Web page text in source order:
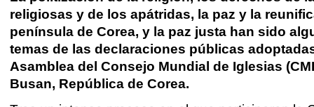
religiosas y de los apátridas, la paz y la
península de Corea, y la paz justa han sido
temas de las declaraciones públicas
Asamblea del Consejo Mundial de Iglesias
Busan, República de Corea.